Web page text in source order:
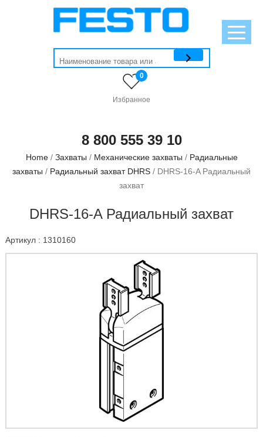
Избранное
0
8 800 555 39 10
Home/ Захваты / Механические захваты / Радиальные
захваты / Радиальный захват DHRS / DHRS-16-A Радиальный
захват
DHRS-16-A Радиальный захват
Артикул : 1310160